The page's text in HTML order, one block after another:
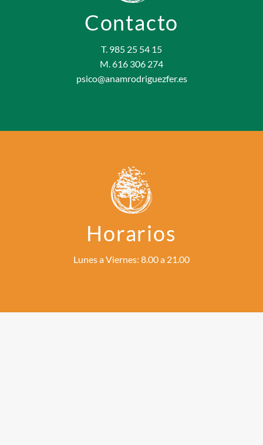
Contacto
T. 985 25 54 15
M. 616 306 274
psico@anamrodriguezfer.es
Horarios
Lunes a Viernes: 8.00 a 21.00